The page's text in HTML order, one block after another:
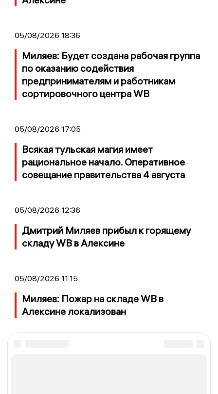
05/08/2026 18:36
Миляев: Будет создана рабочая группа
по оказанию содействия
предпринимателям и работникам
сортировочного центра WB
05/08/2026 17:05
Всякая тульская магия имеет
рациональное начало. Оперативное
совещание правительства 4 августа
05/08/2026 12:36
Дмитрий Миляев прибыл к горящему
складу WB в Алексине
05/08/2026 11:15
Миляев: Пожар на складе WB в
Алексине локализован